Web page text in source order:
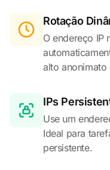
Rotação
O endereço IP
alto
IPs
Use um
Ideal para
persistente.